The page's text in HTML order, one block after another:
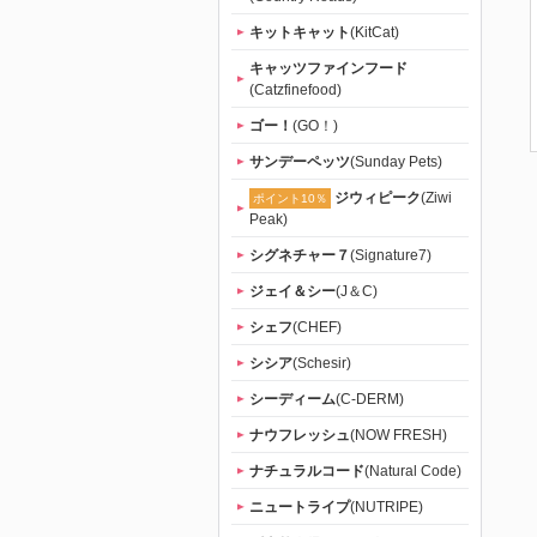
キットキャット(KitCat)
キャッツファインフード
(Catzfinefood)
ゴー！ (GO！)
サンデーペッツ(Sunday Pets)
ポイント10％ ジウィピーク(Ziwi
Peak)
シグネチャー７(Signature7)
ジェイ＆シー(J＆C)
シェフ(CHEF)
シシア(Schesir)
シーディーム(C-DERM)
ナウフレッシュ(NOW FRESH)
ナチュラルコード(Natural Code)
ニュートライプ(NUTRIPE)